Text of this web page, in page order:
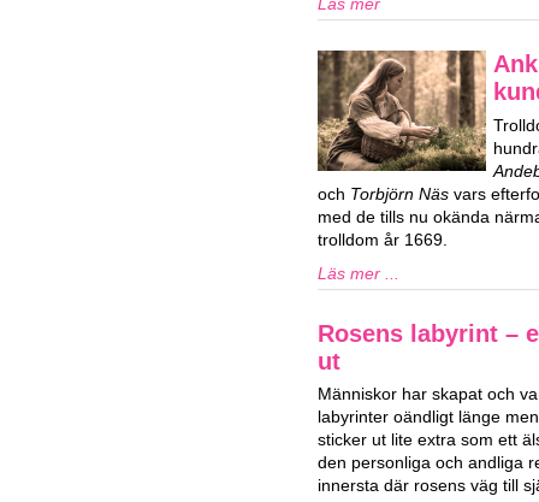
Läs mer
och Torbjörn Näs vars
med de tills nu okända
trolldom år 1669.
Läs mer ...
Rosens labyrint –
ut
Människor har skapat och
labyrinter oändligt länge
sticker ut lite extra som ett
den personliga och andliga
innersta där rosens väg till